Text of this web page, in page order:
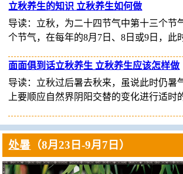
立秋养生的知识 立秋养生如何做
导读：立秋，为二十四节气中第十三个节
个节气，在每年的8月7日、8日或9日，此
面面俱到话立秋养生 立秋养生应该怎样做
导读：立秋过后暑去秋来，虽说此时仍暑
上要顺应自然界阴阳交替的变化进行适时
处暑 （8月23日-9月7日）